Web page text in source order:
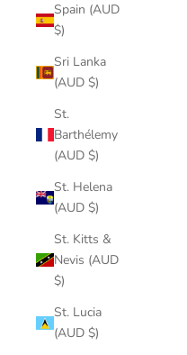
Spain (AUD
$)
Sri Lanka
(AUD $)
St.
Barthélemy
(AUD $)
St. Helena
(AUD $)
St. Kitts &
Nevis (AUD
$)
St. Lucia
(AUD $)